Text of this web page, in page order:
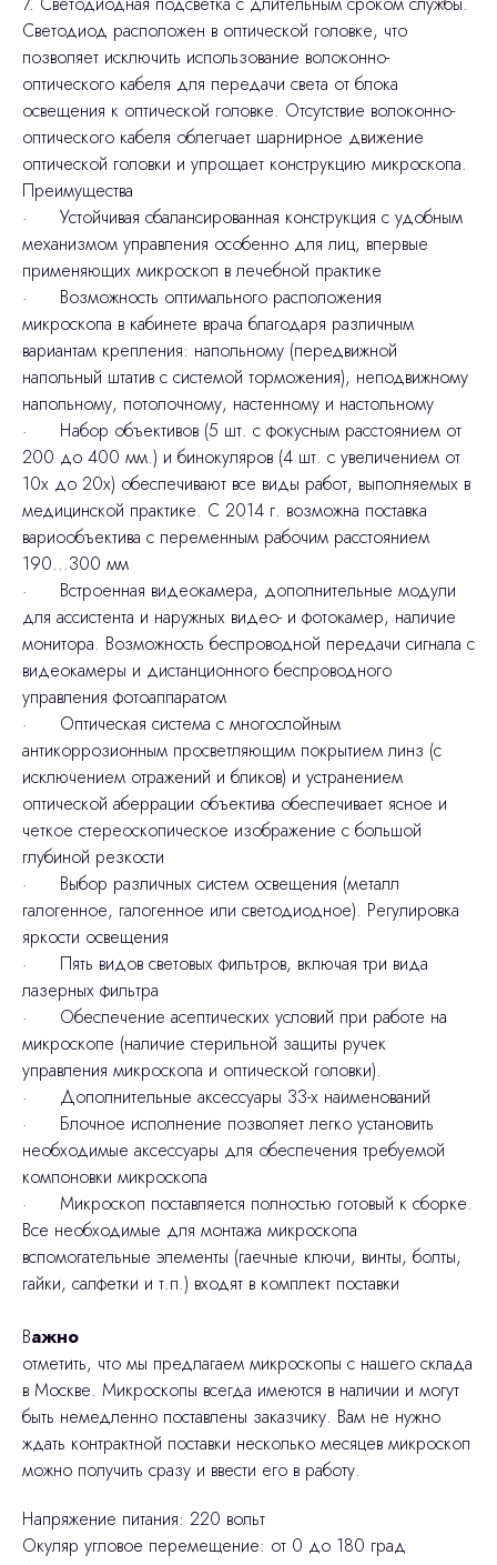
Светодиод расположен в оптической головке, что
позволяет исключить использование волоконно-
оптического кабеля для передачи света от блока
освещения к оптической головке. Отсутствие волоконно-
оптического кабеля облегчает шарнирное движение
оптической головки и упрощает конструкцию микроскопа.
Преимущества
· Устойчивая сбалансированная конструкция с удобным
механизмом управления особенно для лиц, впервые
применяющих микроскоп в лечебной практике
· Возможность оптимального расположения
микроскопа в кабинете врача благодаря различным
вариантам крепления: напольному (передвижной
напольный штатив с системой торможения), неподвижному
напольному, потолочному, настенному и настольному
· Набор объективов (5 шт. с фокусным расстоянием от
200 до 400 мм.) и бинокуляров (4 шт. с увеличением от
10х до 20х) обеспечивают все виды работ, выполняемых в
медицинской практике. С 2014 г. возможна поставка
вариообъектива с переменным рабочим расстоянием
190...300 мм
· Встроенная видеокамера, дополнительные модули
для ассистента и наружных видео- и фотокамер, наличие
монитора. Возможность беспроводной передачи сигнала с
видеокамеры и дистанционного беспроводного
управления фотоаппаратом
· Оптическая система с многослойным
антикоррозионным просветляющим покрытием линз (с
исключением отражений и бликов) и устранением
оптической аберрации объектива обеспечивает ясное и
четкое стереоскопическое изображение с большой
глубиной резкости
· Выбор различных систем освещения (металл
галогенное, галогенное или светодиодное). Регулировка
яркости освещения
· Пять видов световых фильтров, включая три вида
лазерных фильтра
· Обеспечение асептических условий при работе на
микроскопе (наличие стерильной защиты ручек
управления микроскопа и оптической головки).
· Дополнительные аксессуары 33-х наименований
· Блочное исполнение позволяет легко установить
необходимые аксессуары для обеспечения требуемой
компоновки микроскопа
· Микроскоп поставляется полностью готовый к сборке.
Все необходимые для монтажа микроскопа
вспомогательные элементы (гаечные ключи, винты, болты,
гайки, салфетки и т.п.) входят в комплект поставки
Важно
отметить, что мы предлагаем микроскопы с нашего склада
в Москве. Микроскопы всегда имеются в наличии и могут
быть немедленно поставлены заказчику. Вам не нужно
ждать контрактной поставки несколько месяцев микроскоп
можно получить сразу и ввести его в работу.
Напряжение питания: 220 вольт
Окуляр угловое перемещение: от 0 до 180 град